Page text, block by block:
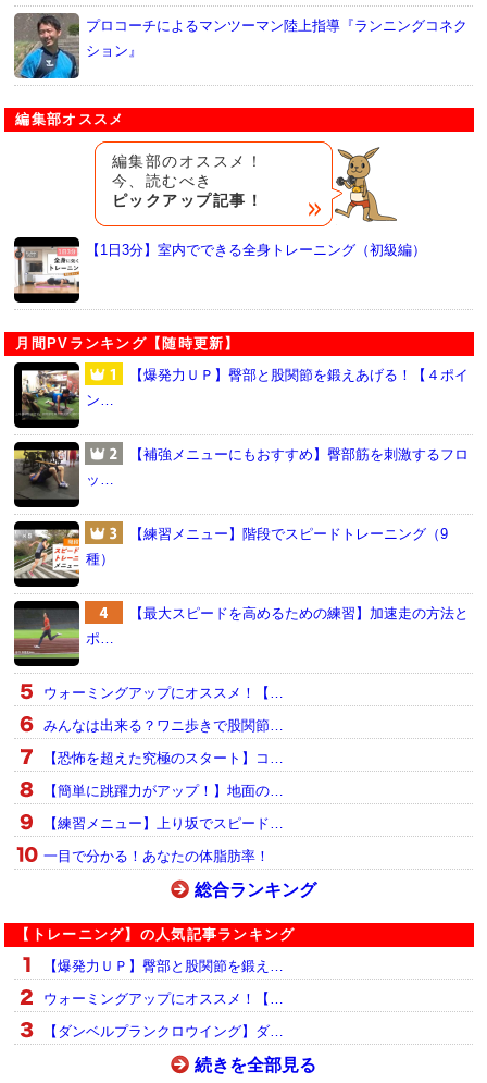
プロコーチによるマンツーマン陸上指導『ランニングコネク
ション』
編集部オススメ
編集部のオススメ！
今、読むべき
ピックアップ記事！
【1日3分】室内でできる全身トレーニング（初級編）
月間PVランキング【随時更新】
【爆発力ＵＰ】臀部と股関節を鍛えあげる！【４ポイ
ン…
【補強メニューにもおすすめ】臀部筋を刺激するフロ
ッ…
【練習メニュー】階段でスピードトレーニング（9
種）
【最大スピードを高めるための練習】加速走の方法と
ポ…
ウォーミングアップにオススメ！【…
みんなは出来る？ワニ歩きで股関節…
【恐怖を超えた究極のスタート】コ…
【簡単に跳躍力がアップ！】地面の…
【練習メニュー】上り坂でスピード…
一目で分かる！あなたの体脂肪率！
総合ランキング
【トレーニング】の人気記事ランキング
【爆発力ＵＰ】臀部と股関節を鍛え…
ウォーミングアップにオススメ！【…
【ダンベルプランクロウイング】ダ…
続きを全部見る